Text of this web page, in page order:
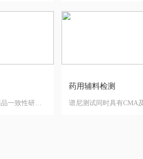
药品一致性评价，即药品一致性研究，就是仿制药必须和原研药“管理一致性、中间过程一致性、质量标准一致性等全过程一致”的高标准要求 ，仿制药在解决医药短缺问题方面扮演着重要的角色。药品一致性评价有着重要的现实意义，一是有利于提高药品的有效性。
药用辅料检测